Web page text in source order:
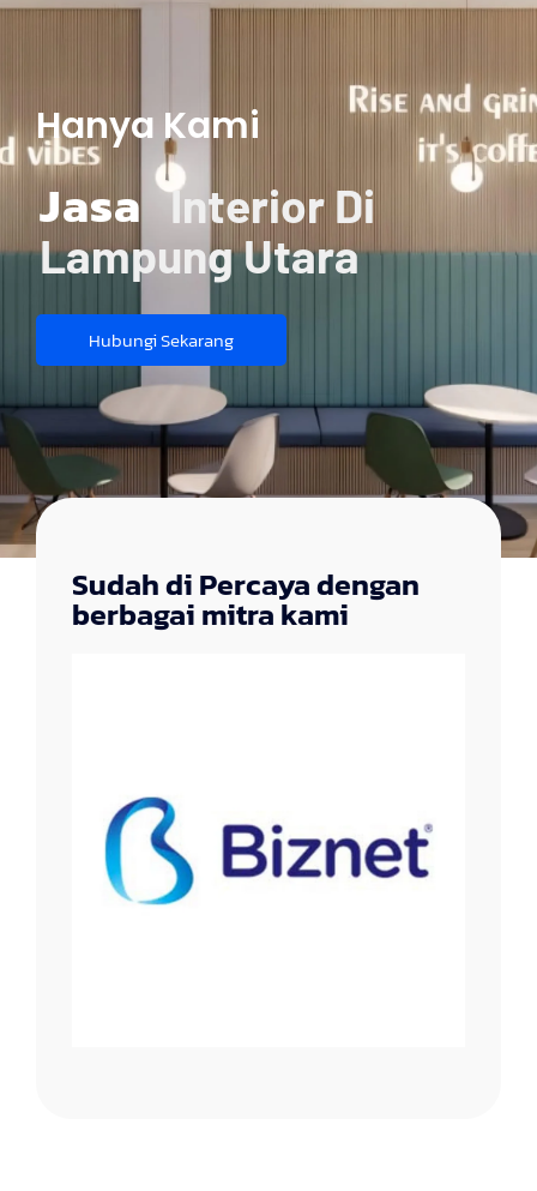
Hanya Kami
Jasa Interior Di
Lampung Utara
Hubungi Sekarang
Sudah di Percaya dengan
berbagai mitra kami